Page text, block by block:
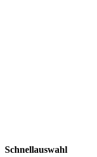
Schnellauswahl